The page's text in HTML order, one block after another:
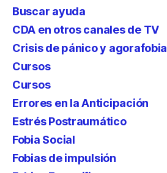
Buscar ayuda
CDA en otros canales de TV
Crisis de pánico y agorafobia
Cursos
Cursos
Errores en la Anticipación
Estrés Postraumático
Fobia Social
Fobias de impulsión